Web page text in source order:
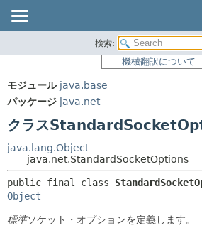
パッケージ
使用
ツリー
プレビュー
新規
非推奨
サマリ
ネ
メ
詳細:
フ
メソ
検索:
機械翻訳について
モジュール java.base
パッケージ java.net
クラス
java.lang.Object
java.net.StandardSocketOptions
public final class
Object
標準ソケット・オプションを定義します。